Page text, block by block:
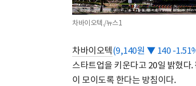
차바이오텍./뉴스1
차바이오텍(9,140원 ▼ 140 -
스타트업을 키운다고 20일 밝혔다
이 모이도록 한다는 방침이다.